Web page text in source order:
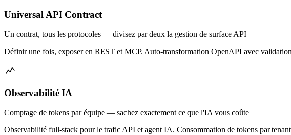
Universal API Contract
Un contrat, tous les protocoles — divisez par deux la gestion de surface API
Définir une fois, exposer en REST et MCP. Auto-transformation OpenAPI avec
Observabilité IA
Comptage de tokens par équipe — sachez exactement ce que l'IA vous coûte
Observabilité full-stack pour le trafic API et agent IA. Consommation de tokens par